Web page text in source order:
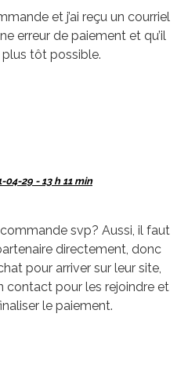
et j’ai reçu un courriel
erreur de paiement et qu’il
tôt possible.
04-29 - 13 h 11 min
svp? Aussi, il faut
directement, donc
pour arriver sur leur site,
contact pour les rejoindre et
le paiement.